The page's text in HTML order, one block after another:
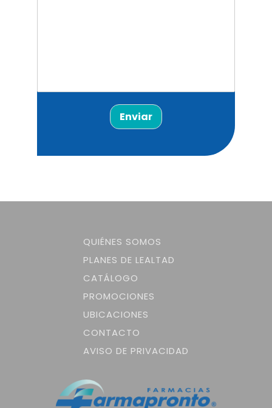
Enviar
QUIÉNES SOMOS
PLANES DE LEALTAD
CATÁLOGO
PROMOCIONES
UBICACIONES
CONTACTO
AVISO DE PRIVACIDAD